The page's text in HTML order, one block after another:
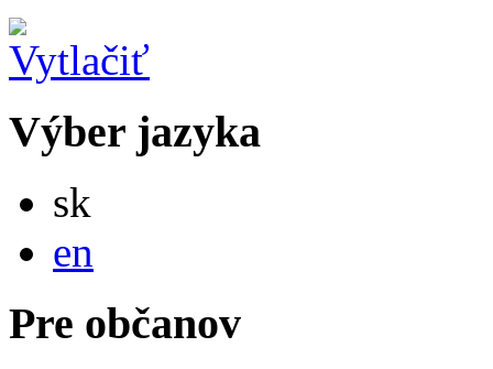
Výber jazyka
sk
en
Pre občanov